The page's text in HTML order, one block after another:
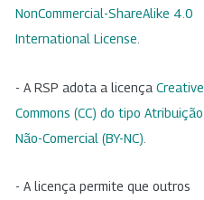
NonCommercial-ShareAlike 4.0
International License
- A RSP adota a licença Creative
Commons (CC) do tipo Atribuição
Não-Comercial (BY-NC)
- A licença permite que outros